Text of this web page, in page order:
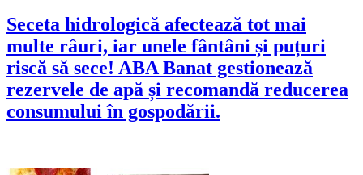
Seceta hidrologică afectează tot mai
multe râuri, iar unele fântâni și puțuri
riscă să sece! ABA Banat gestionează
rezervele de apă și recomandă reducerea
consumului în gospodării.